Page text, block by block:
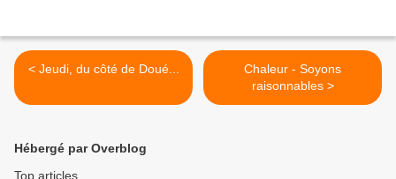
< Jeudi, du côté de Doué...
Chaleur - Soyons
raisonnables >
Hébergé par Overblog
Top articles